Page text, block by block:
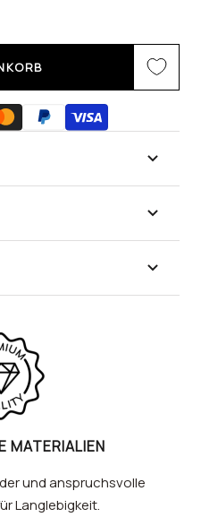
MATERIALIEN
und anspruchsvolle
Langlebigkeit.